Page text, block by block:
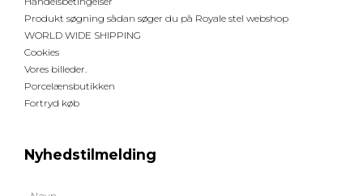
Produkt søgning sådan søger du på Royale stel webshop
WORLD WIDE SHIPPING
Cookies
Vores billeder.
Porcelænsbutikken
Fortryd køb
Nyhedstilmelding